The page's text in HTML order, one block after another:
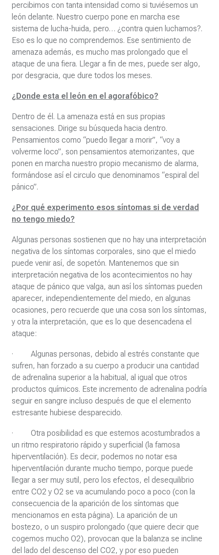
percibimos con tanta intensidad como si tuviésemos un
león delante. Nuestro cuerpo pone en marcha ese
sistema de lucha-huida, pero… ¿contra quien luchamos?.
Eso es lo que no comprendemos. Ese sentimiento de
amenaza además, es mucho mas prolongado que el
ataque de una fiera. Llegar a fin de mes, puede ser algo,
por desgracia, que dure todos los meses.
¿Donde esta el león en el agorafóbico?
Dentro de él. La amenaza está en sus propias
sensaciones. Dirige su búsqueda hacia dentro.
Pensamientos como “puedo llegar a morir”, “voy a
volverme loco”, son pensamientos atemorizantes, que
ponen en marcha nuestro propio mecanismo de alarma,
formándose así el circulo que denominamos “espiral del
pánico”.
¿Por qué experimento esos síntomas si de verdad
no tengo miedo?
Algunas personas sostienen que no hay una interpretación
negativa de los síntomas corporales, sino que el miedo
puede venir así, de sopetón. Mantenemos que sin
interpretación negativa de los acontecimientos no hay
ataque de pánico que valga, aun así los síntomas pueden
aparecer, independientemente del miedo, en algunas
ocasiones, pero recuerde que una cosa son los síntomas,
y otra la interpretación, que es lo que desencadena el
ataque:
· Algunas personas, debido al estrés constante que
sufren, han forzado a su cuerpo a producir una cantidad
de adrenalina superior a la habitual, al igual que otros
productos químicos. Este incremento de adrenalina podría
seguir en sangre incluso después de que el elemento
estresante hubiese desparecido.
· Otra posibilidad es que estemos acostumbrados a
un ritmo respiratorio rápido y superficial (la famosa
hiperventilación). Es decir, podemos no notar esa
hiperventilación durante mucho tiempo, porque puede
llegar a ser muy sutil, pero los efectos, el desequilibrio
entre CO2 y O2 se va acumulando poco a poco (con la
consecuencia de la aparición de los síntomas que
mencionamos en esta página). La aparición de un
bostezo, o un suspiro prolongado (que quiere decir que
cogemos mucho O2), provocan que la balanza se incline
del lado del descenso del CO2, y por eso pueden